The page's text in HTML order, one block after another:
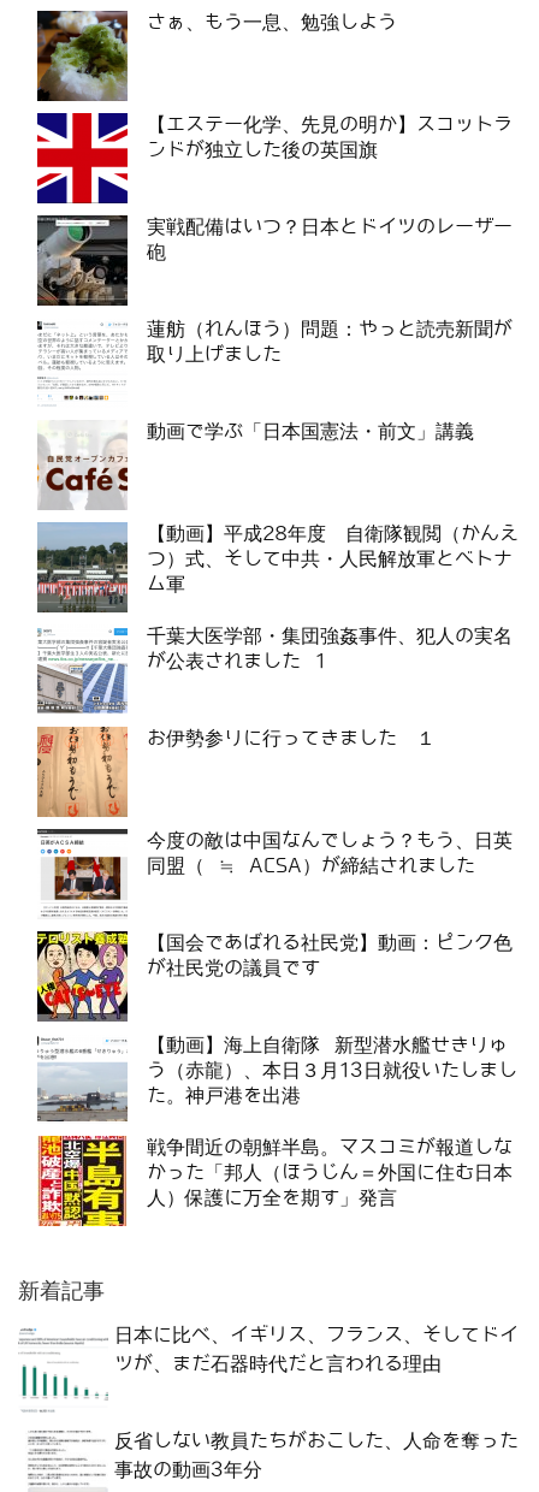
さぁ、もう一息、勉強しよう
【エステー化学、先見の明か】スコットラ
ンドが独立した後の英国旗
実戦配備はいつ？日本とドイツのレーザー
砲
蓮舫（れんほう）問題：やっと読売新聞が
取り上げました
動画で学ぶ「日本国憲法・前文」講義
【動画】平成28年度 自衛隊観閲（かんえ
つ）式、そして中共・人民解放軍とベトナ
ム軍
千葉大医学部・集団強姦事件、犯人の実名
が公表されました 1
お伊勢参りに行ってきました １
今度の敵は中国なんでしょう？もう、日英
同盟（ ≒ ACSA）が締結されました
【国会であばれる社民党】動画：ピンク色
が社民党の議員です
【動画】海上自衛隊 新型潜水艦せきりゅ
う（赤龍）、本日３月13日就役いたしまし
た。神戸港を出港
戦争間近の朝鮮半島。マスコミが報道しな
かった「邦人（ほうじん＝外国に住む日本
人）保護に万全を期す」発言
新着記事
日本に比べ、イギリス、フランス、そしてドイ
ツが、まだ石器時代だと言われる理由
反省しない教員たちがおこした、人命を奪った
事故の動画3年分